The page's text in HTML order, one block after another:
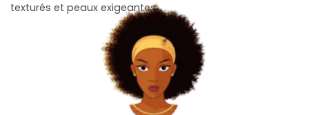
texturés et peaux exigeantes.